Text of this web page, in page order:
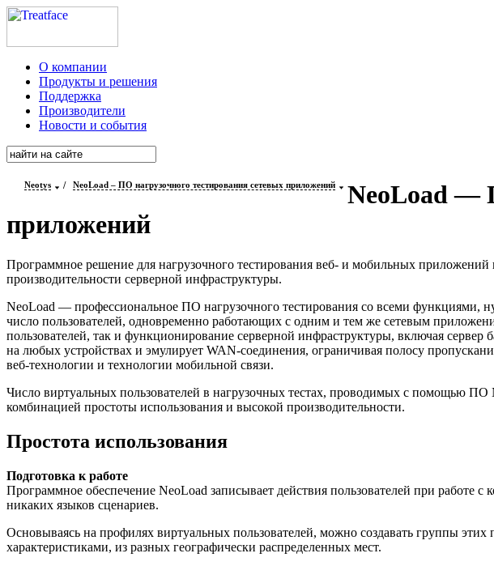
О компании
Продукты и решения
Поддержка
Производители
Новости и события
Neotys / NeoLoad – ПО нагрузочного тестирования сетевых приложений
NeoLoad —
приложений
Программное решение для нагрузочного тестирования веб- и мобильных
производительности серверной инфраструктуры.
NeoLoad — профессиональное ПО нагрузочного тестирования со всеми функциями,
число пользователей, одновременно работающих с одним и тем же сетевым
пользователей, так и функционирование серверной инфраструктуры, включая сервер
на любых устройствах и эмулирует WAN-соединения, ограничивая полосу
веб-технологии и технологии мобильной связи.
Число виртуальных пользователей в нагрузочных тестах, проводимых с помощью
комбинацией простоты использования и высокой производительности.
Простота использования
Подготовка к работе
Программное обеспечение NeoLoad записывает действия пользователей при работе
никаких языков сценариев.
Основываясь на профилях виртуальных пользователей, можно создавать группы
характеристиками, из разных географически распределенных мест.